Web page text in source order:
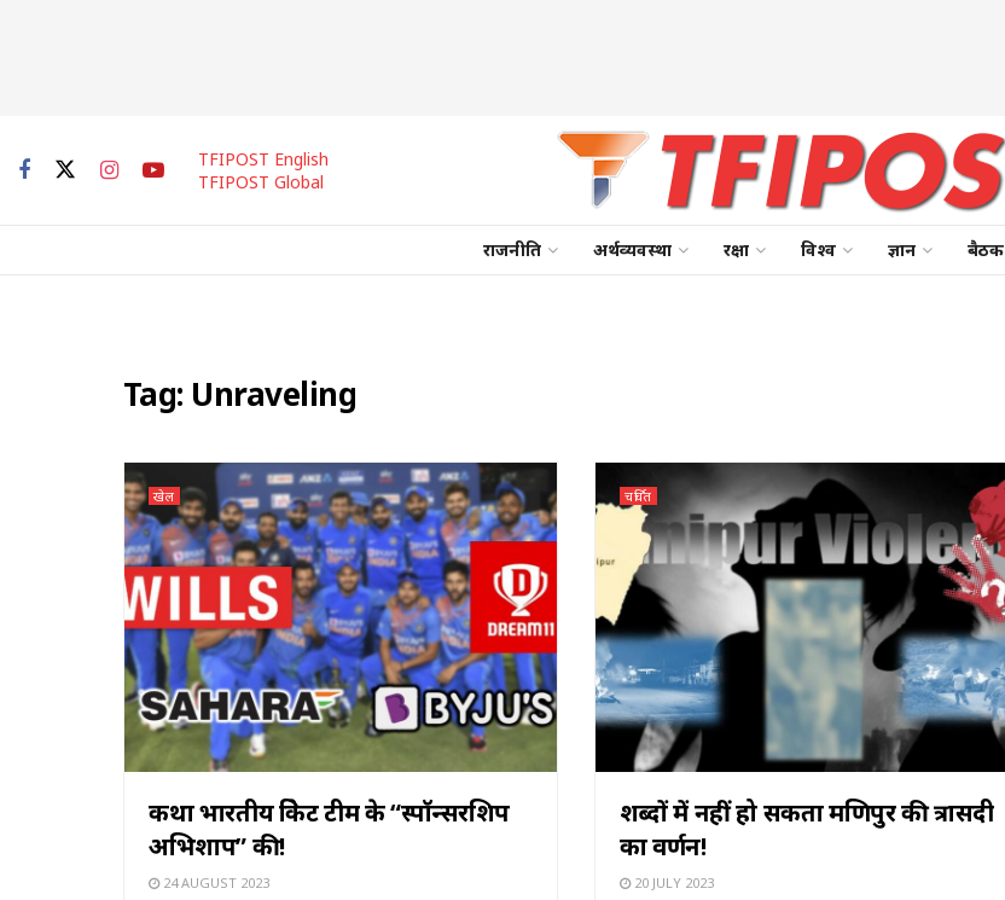
TFIPOST English
TFIPOST Global
राजनीति अर्थव्यवस्था रक्षा विश्व ज्ञान बैठक
Tag: Unraveling
खेल
कथा भारतीय क्रिकेट टीम के “स्पॉन्सरशिप
अभिशाप” की!
24 AUGUST 2023
चर्चित
शब्दों में नहीं हो सकता मणिपुर की त्रासदी
का वर्णन!
20 JULY 2023